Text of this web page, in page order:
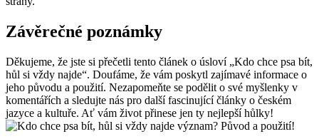
Závěrečné poznámky
Děkujeme, že jste si přečetli tento článek o úsloví „Kdo chce psa bít,
hůl si vždy najde“. Doufáme, že vám poskytl zajímavé informace o
jeho původu a použití. Nezapomeňte se podělit o své myšlenky v
komentářích a sledujte nás pro další fascinující články o českém
jazyce a kultuře. Ať vám život přinese jen ty nejlepší hůlky!